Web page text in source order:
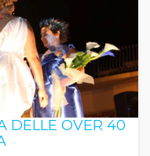
DELLE OVER 40